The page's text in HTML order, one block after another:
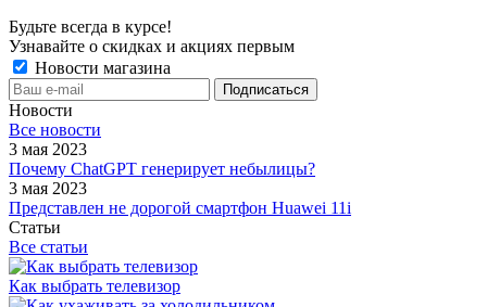
Будьте всегда в курсе!
Узнавайте о скидках и акциях первым
Новости магазина
Новости
Все новости
3 мая 2023
Почему ChatGPT генерирует небылицы?
3 мая 2023
Представлен не дорогой смартфон Huawei 11i
Статьи
Все статьи
Как выбрать телевизор